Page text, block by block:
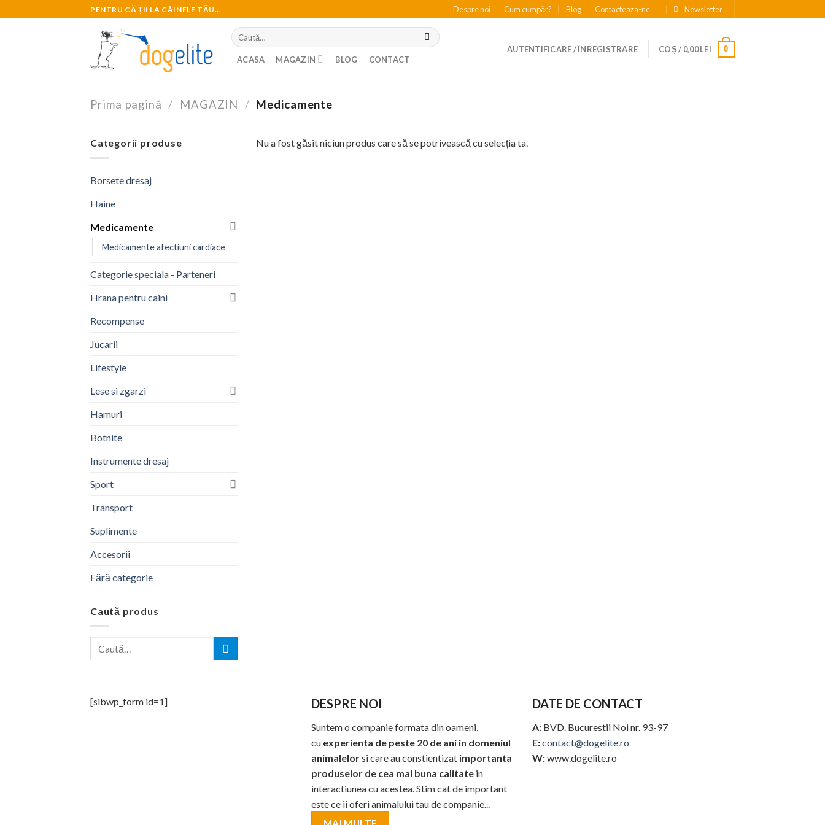
to
PENTRU CĂ ȚII LA CÂINELE TĂU... Despre noi Cum cumpăr? Blog Contacteaza-ne Newsletter
Caută
după:
ACASA MAGAZIN BLOG CONTACT
AUTENTIFICARE / ÎNREGISTRARE COȘ / 0,00LEI 0
Prima pagină / MAGAZIN / Medicamente
Categorii produse
Borsete dresaj
Haine
Medicamente
Medicamente afectiuni cardiace
Categorie speciala - Parteneri
Hrana pentru caini
Recompense
Jucarii
Lifestyle
Lese si zgarzi
Hamuri
Botnite
Instrumente dresaj
Sport
Transport
Suplimente
Accesorii
Fără categorie
Caută produs
Nu a fost găsit niciun produs care să se potrivească cu selecția ta.
[sibwp_form id=1] DESPRE NOI
Suntem o companie formata din oameni,
cu experienta de peste 20 de ani in domeniul
animalelorsi care au constientizat importanta
produselor de cea mai buna calitate in
interactiunea cu acestea. Stim cat de important
este ce ii oferi animalului tau de companie...
DATE DE CONTACT
A: BVD. Bucurestii Noi nr. 93-97
E:contact@dogelite.ro
W:www.dogelite.ro